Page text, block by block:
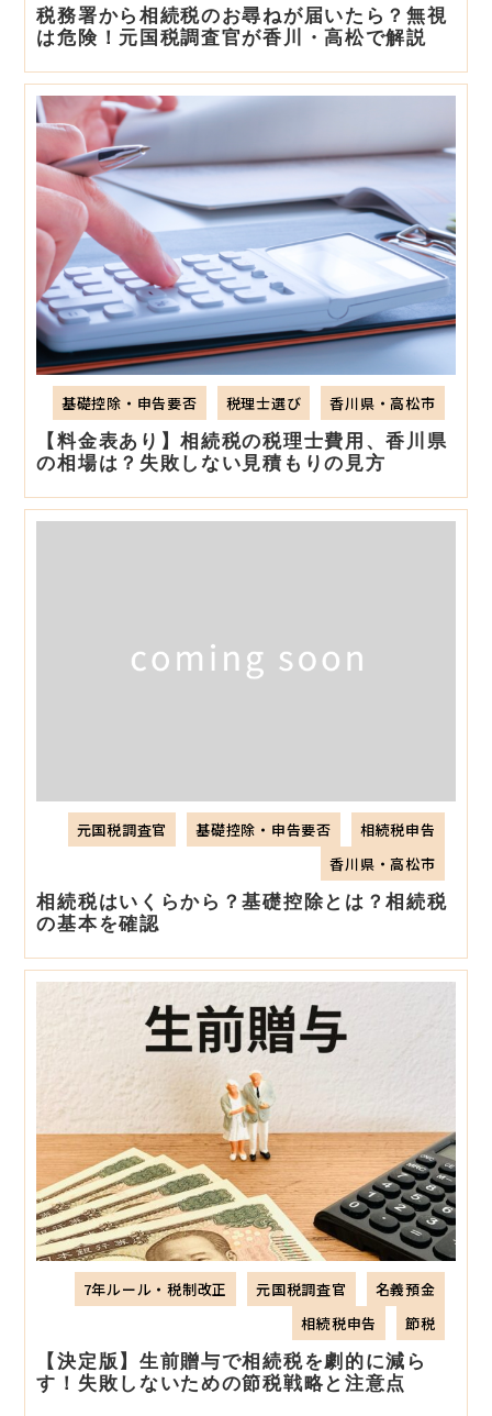
税務署から相続税のお尋ねが届いたら？無視
は危険！元国税調査官が香川・高松で解説
基礎控除・申告要否 税理士選び
香川県・高松市
【料金表あり】相続税の税理士費用、香川県
の相場は？失敗しない見積もりの見方
元国税調査官 基礎控除・申告要否
相続税申告
香川県・高松市
相続税はいくらから？基礎控除とは？相続税
の基本を確認
7年ルール・税制改正 元国税調査官
名義預金
相続税申告
節税
【決定版】生前贈与で相続税を劇的に減ら
す！失敗しないための節税戦略と注意点